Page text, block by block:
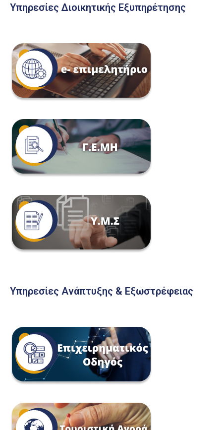
Υπηρεσίες Διοικητικής Εξυπηρέτησης
Υπηρεσίες Ανάπτυξης & Εξωστρέφειας